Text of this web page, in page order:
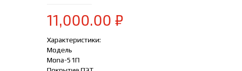
11,000.00₽
Характеристики:
Модель
Mona-51П